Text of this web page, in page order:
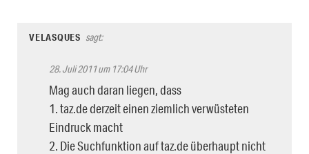
VELASQUES sagt:
28. Juli 2011 um 17:04 Uhr
Mag auch daran liegen, dass
1. taz.de derzeit einen ziemlich verwüsteten
Eindruck macht
2. Die Suchfunktion auf taz.de überhaupt nicht